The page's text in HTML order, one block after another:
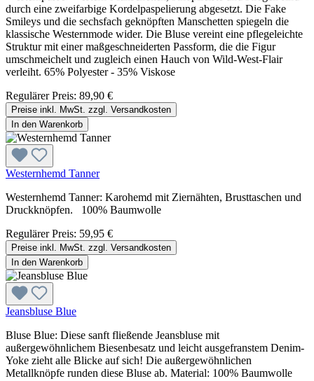
durch eine zweifarbige Kordelpaspelierung abgesetzt. Die Fake
Smileys und die sechsfach geknöpften Manschetten spiegeln die
klassische Westernmode wider. Die Bluse vereint eine pflegeleichte
Struktur mit einer maßgeschneiderten Passform, die die Figur
umschmeichelt und zugleich einen Hauch von Wild-West-Flair
verleiht. 65% Polyester - 35% Viskose
Regulärer Preis: 89,90 €
Preise inkl. MwSt. zzgl. Versandkosten
In den Warenkorb
Westernhemd Tanner
Westernhemd Tanner: Karohemd mit Ziernähten, Brusttaschen und
Druckknöpfen. 100% Baumwolle
Regulärer Preis: 59,95 €
Preise inkl. MwSt. zzgl. Versandkosten
In den Warenkorb
Jeansbluse Blue
Bluse Blue: Diese sanft fließende Jeansbluse mit
außergewöhnlichem Biesenbesatz und leicht ausgefranstem Denim-
Yoke zieht alle Blicke auf sich! Die außergewöhnlichen
Metallknöpfe runden diese Bluse ab. Material: 100% Baumwolle